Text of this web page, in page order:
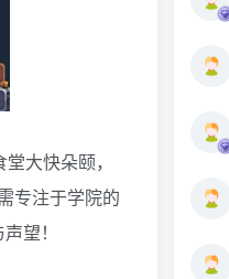
大快朵颐，
专注于学院的
望！